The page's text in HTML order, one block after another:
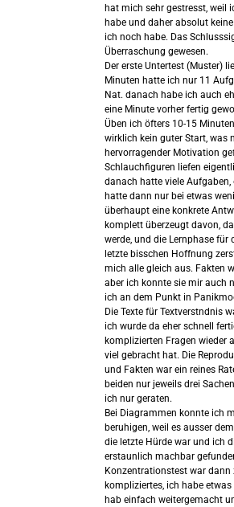
hat mich sehr gestresst, weil
habe und daher absolut
ich noch habe. Das
Überraschung gewesen.
Der erste Untertest (Muster)
Minuten hatte ich nur 11
Nat. danach habe ich auch
eine Minute vorher fertig
Üben ich öfters 10-15
wirklich kein guter Start, was
hervorragender Motivation
Schlauchfiguren liefen
danach hatte viele
hatte dann nur bei etwas
überhaupt eine konkrete
komplett überzeugt davon,
werde, und die Lernphase
letzte bisschen Hoffnung
mich alle gleich aus. Fakten
aber ich konnte sie mir auch
ich an dem Punkt in
Die Texte für Textverstndnis
ich wurde da eher schnell
komplizierten Fragen wieder
viel gebracht hat. Die
und Fakten war ein reines
beiden nur jeweils drei
ich nur geraten.
Bei Diagrammen konnte ich
beruhigen, weil es ausser
die letzte Hürde war und ich
erstaunlich machbar
Konzentrationstest war
kompliziertes, ich habe
hab einfach weitergemacht